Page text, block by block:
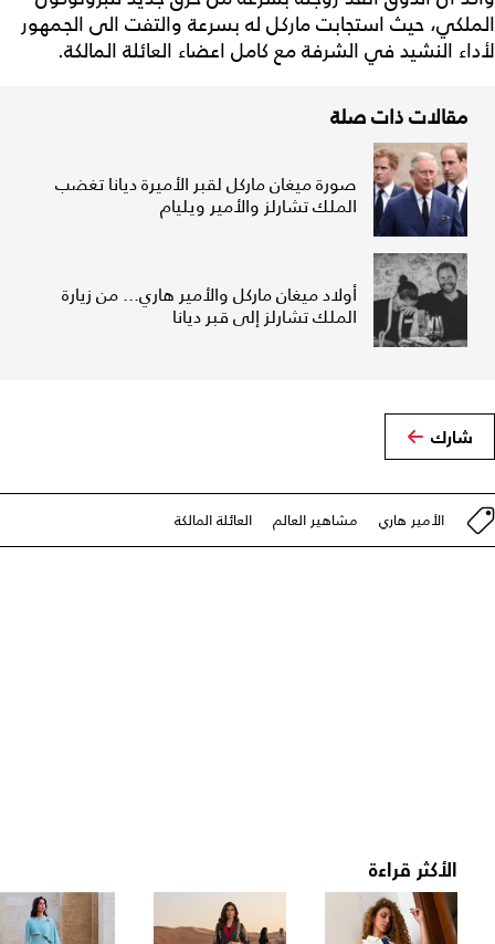
الملكي، حيث استجابت ماركل له بسرعة والتفت الى الجمهور
لأداء النشيد في الشرفة مع كامل اعضاء العائلة المالكة.
مقالات ذات صلة
صورة ميغان ماركل لقبر الأميرة ديانا تغضب
الملك تشارلز والأمير ويليام
أولاد ميغان ماركل والأمير هاري... من زيارة
الملك تشارلز إلى قبر ديانا
شارك
الأمير هاري مشاهير العالم العائلة المالكة
الأكثر قراءة